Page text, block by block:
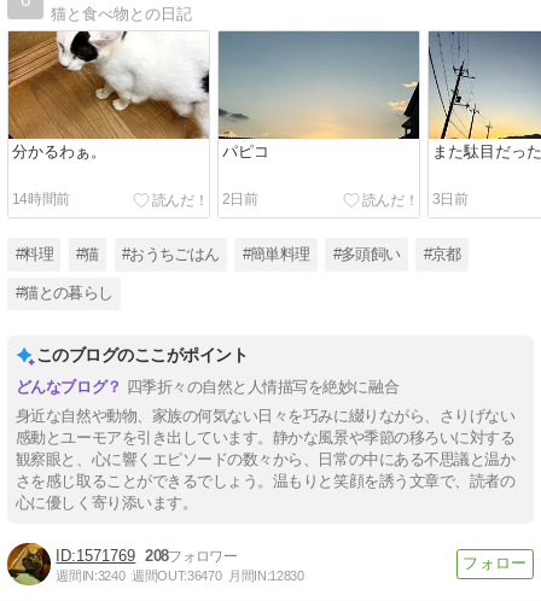
猫と食べ物との日記
分かるわぁ。
14時間前
パピコ
2日前
また駄目だっ
3日前
#料理 #猫 #おうちごはん #簡単料理 #多頭飼い #京都
#猫との暮らし
このブログのここがポイント
四季折々の自然と人情描写を絶妙に融合
身近な自然や動物、家族の何気ない日々を巧みに綴りながら、さりげない
感動とユーモアを引き出しています。静かな風景や季節の移ろいに対する
観察眼と、心に響くエピソードの数々から、日常の中にある不思議と温か
さを感じ取ることができるでしょう。温もりと笑顔を誘う文章で、読者の
心に優しく寄り添います。
1571769 208
週間IN:3240 週間OUT:36470 月間IN:12830